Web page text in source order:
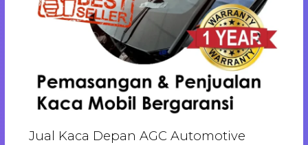
Jual Kaca Depan AGC Automotive